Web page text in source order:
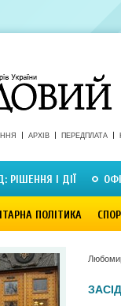
АРХІВ ПЕРЕДПЛАТА
РІШЕННЯ І ДІЇ
ПОЛІТИКА